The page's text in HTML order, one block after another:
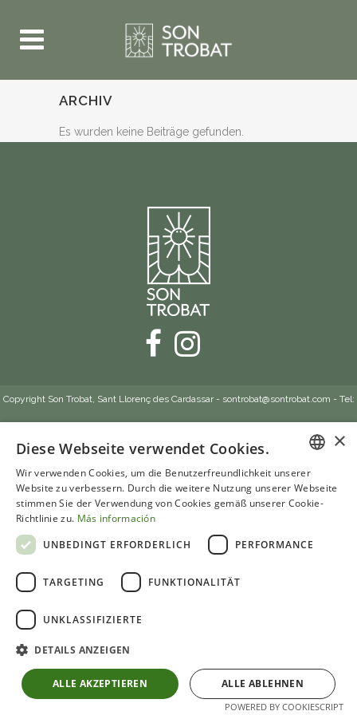
ARCHIV
Es wurden keine Beiträge gefunden.
Copyright Son Trobat, Sant Llorenç des Cardassar - sontrobat@sontrobat.com - Tel:
GeschäftsbedingungenWeb byWebaktiva.es
SPANISH
GERMAN
×
Diese Webseite verwendet Cookies.
Wir verwenden Cookies, um die Benutzerfreundlichkeit unserer
Website zu verbessern. Durch die weitere Nutzung unserer Webseite
stimmen Sie der Verwendung von Cookies gemäß unserer Cookie-
Richtlinie zu. Más información
UNBEDINGT ERFORDERLICH
PERFORMANCE
TARGETING FUNKTIONALITÄT
UNKLASSIFIZIERTE
DETAILS ANZEIGEN
ALLE AKZEPTIEREN ALLE ABLEHNEN
POWERED BY COOKIESCRIPT